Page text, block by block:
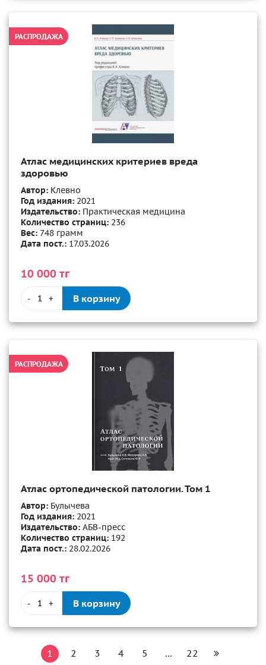
РАСПРОДАЖА
Атлас медицинских критериев вреда
здоровью
Автор: Клевно
Год издания: 2021
Издательство: Практическая медицина
Количество страниц: 236
Вес: 748 грамм
Дата пост.: 17.03.2026
10 000 тг
- + В корзину
РАСПРОДАЖА
Атлас ортопедической патологии. Том 1
Автор: Булычева
Год издания: 2021
Издательство: АБВ-пресс
Количество страниц: 192
Дата пост.: 28.02.2026
15 000 тг
- + В корзину
1 2 3 4 5 ... 22